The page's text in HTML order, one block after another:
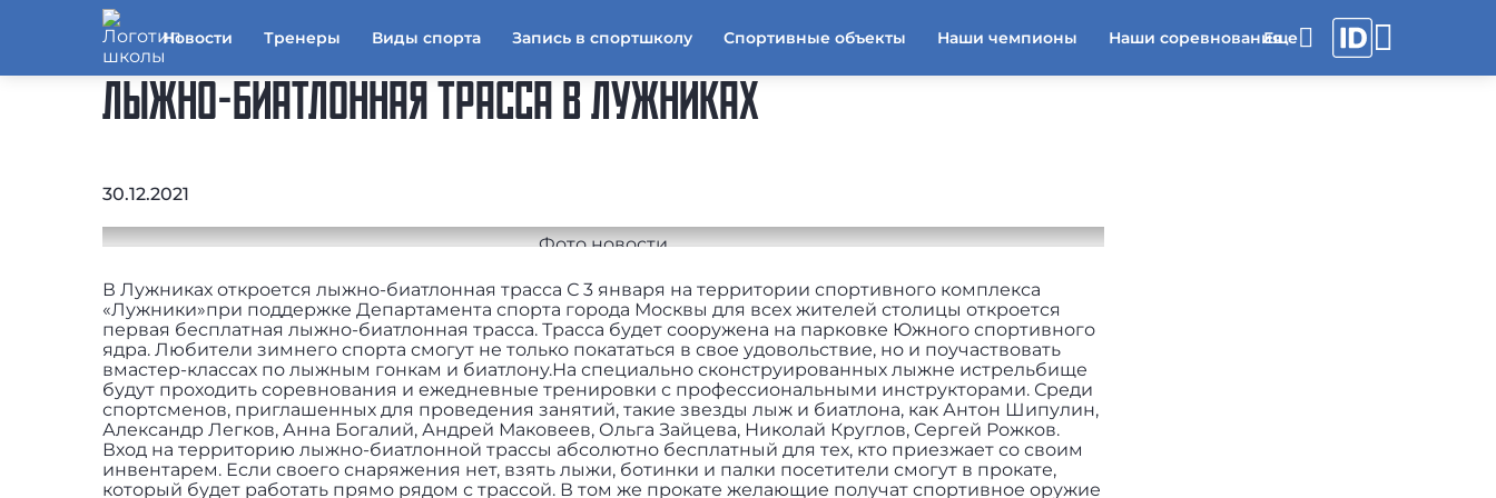
Новости Тренеры Виды спорта Запись в спортшколу Спортивные объекты Наши чемпионы Наши соревнования
ЛЫЖНО-БИАТЛОННАЯ ТРАССА В ЛУЖНИКАХ
30.12.2021
В Лужниках откроется лыжно-биатлонная трасса С 3 января на территории спортивного комплекса
«Лужники»при поддержке Департамента спорта города Москвы для всех жителей столицы откроется
первая бесплатная лыжно-биатлонная трасса. Трасса будет сооружена на парковке Южного спортивного
ядра. Любители зимнего спорта смогут не только покататься в свое удовольствие, но и поучаствовать
вмастер-классах по лыжным гонкам и биатлону.На специально сконструированных лыжне истрельбище
будут проходить соревнования и ежедневные тренировки с профессиональными инструкторами. Среди
спортсменов, приглашенных для проведения занятий, такие звезды лыж и биатлона, как Антон Шипулин,
Александр Легков, Анна Богалий, Андрей Маковеев, Ольга Зайцева, Николай Круглов, Сергей Рожков.
Вход на территорию лыжно-биатлонной трассы абсолютно бесплатный для тех, кто приезжает со своим
инвентарем. Если своего снаряжения нет, взять лыжи, ботинки и палки посетители смогут в прокате,
который будет работать прямо рядом с трассой. В том же прокате желающие получат спортивное оружие